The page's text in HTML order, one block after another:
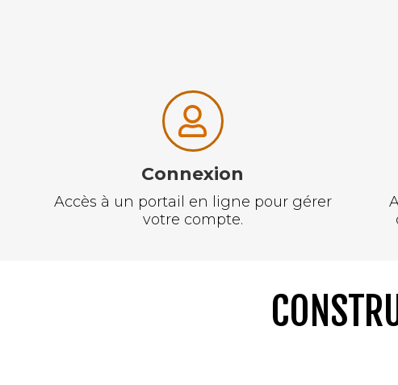
Connexion
Accès à un portail en ligne pour gérer
votre compte.